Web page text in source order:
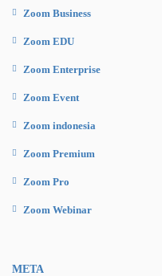
Zoom Business
Zoom EDU
Zoom Enterprise
Zoom Event
Zoom indonesia
Zoom Premium
Zoom Pro
Zoom Webinar
META